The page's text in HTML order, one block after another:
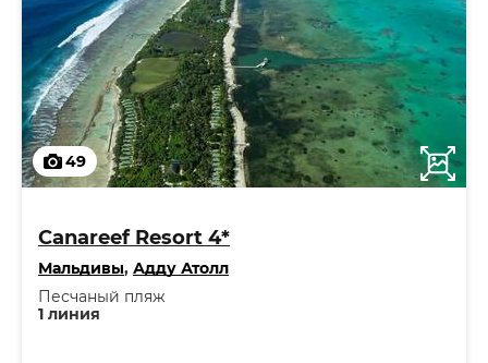
49
Canareef Resort 4*
Мальдивы, Адду Атолл
1 линия
Песчаный пляж